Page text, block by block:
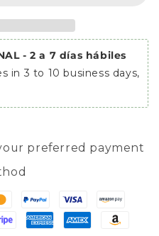
- 2 a 7 días hábiles
in 3 to 10 business days,
preferred payment